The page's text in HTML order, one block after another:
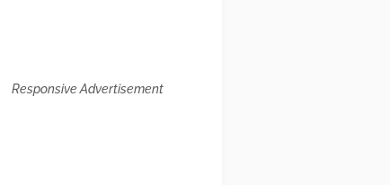
Responsive Advertisement